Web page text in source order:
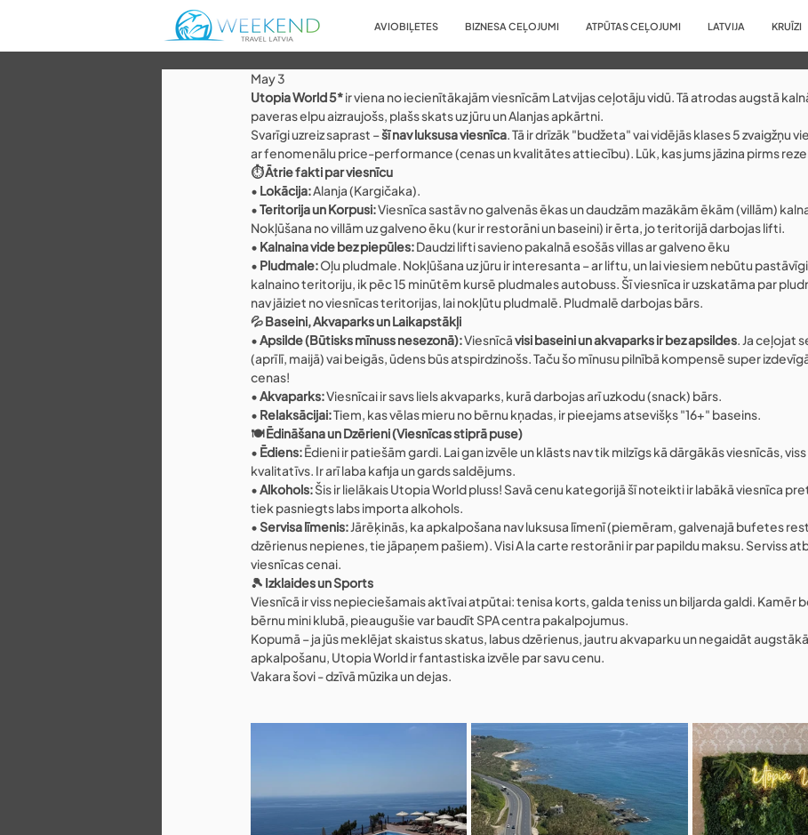
AVIOBIĻETES BIZNESA CEĻOJUMI ATPŪTAS CEĻOJUMI LATVIJA KRUĪZI
May 3
Utopia World 5* ir viena no iecienītākajām viesnīcām Latvijas ceļotāju vidū. Tā atrodas augstā
paveras elpu aizraujošs, plašs skats uz jūru un Alanjas apkārtni.
Svarīgi uzreiz saprast – šī nav luksusa viesnīca. Tā ir drīzāk "budžeta" vai vidējās klases 5 zvaigžņu
ar fenomenālu price-performance (cenas un kvalitātes attiecību). Lūk, kas jums jāzina pirms
⏱️ Ātrie fakti par viesnīcu
• Lokācija: Alanja (Kargičaka).
• Teritorija un Korpusi: Viesnīca sastāv no galvenās ēkas un daudzām mazākām ēkām (villām)
Nokļūšana no villām uz galveno ēku (kur ir restorāni un baseini) ir ērta, jo teritorijā darbojas lifti.
• Kalnaina vide bez piepūles: Daudzi lifti savieno pakalnā esošās villas ar galveno ēku
• Pludmale: Oļu pludmale. Nokļūšana uz jūru ir interesanta – ar liftu, un lai viesiem nebūtu
kalnaino teritoriju, ik pēc 15 minūtēm kursē pludmales autobuss. Šī viesnīca ir uzskatāma par
nav jāiziet no viesnīcas teritorijas, lai nokļūtu pludmalē. Pludmalē darbojas bārs.
💦 Baseini, Akvaparks un Laikapstākļi
• Apsilde (Būtisks mīnuss nesezonā): Viesnīcā visi baseini un akvaparks ir bez apsildes. Ja ceļojat
(aprīlī, maijā) vai beigās, ūdens būs atspirdzinošs. Taču šo mīnusu pilnībā kompensē super
cenas!
• Akvaparks: Viesnīcai ir savs liels akvaparks, kurā darbojas arī uzkodu (snack) bārs.
• Relaksācijai: Tiem, kas vēlas mieru no bērnu kņadas, ir pieejams atsevišķs "16+" baseins.
🍽️ Ēdināšana un Dzērieni (Viesnīcas stiprā puse)
• Ēdiens: Ēdieni ir patiešām gardi. Lai gan izvēle un klāsts nav tik milzīgs kā dārgākās viesnīcās,
kvalitatīvs. Ir arī laba kafija un gards saldējums.
• Alkohols: Šis ir lielākais Utopia World pluss! Savā cenu kategorijā šī noteikti ir labākā viesnīca
tiek pasniegts labs importa alkohols.
• Servisa līmenis: Jārēķinās, ka apkalpošana nav luksusa līmenī (piemēram, galvenajā bufetes
dzērienus nepienes, tie jāpaņem pašiem). Visi A la carte restorāni ir par papildu maksu. Serviss
viesnīcas cenai.
🎾 Izklaides un Sports
Viesnīcā ir viss nepieciešamais aktīvai atpūtai: tenisa korts, galda teniss un biljarda galdi. Kamēr
bērnu mini klubā, pieaugušie var baudīt SPA centra pakalpojumus.
Kopumā – ja jūs meklējat skaistus skatus, labus dzērienus, jautru akvaparku un negaidāt
apkalpošanu, Utopia World ir fantastiska izvēle par savu cenu.
Vakara šovi - dzīvā mūzika un dejas.